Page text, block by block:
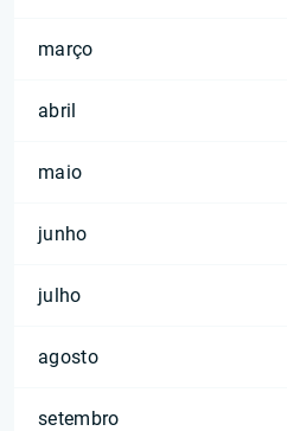
março
abril
maio
junho
julho
agosto
setembro